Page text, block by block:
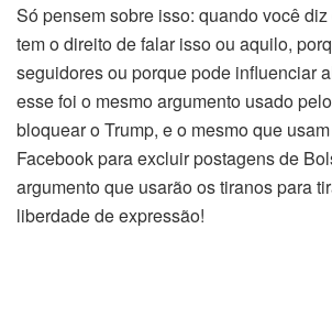
Só pensem sobre isso: quando você
tem o direito de falar isso ou aquilo,
seguidores ou porque pode influenciar
esse foi o mesmo argumento usado
bloquear o Trump, e o mesmo que
Facebook para excluir postagens de
argumento que usarão os tiranos para
liberdade de expressão!